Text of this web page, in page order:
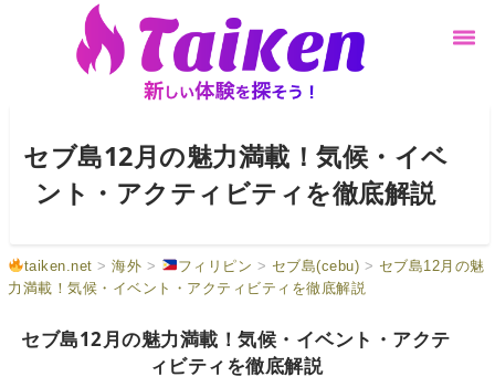
セブ島12月の魅力満載！気候・イベ
ント・アクティビティを徹底解説
taiken.net >海外 > フィリピン > セブ島(cebu) > セブ島12月の魅
力満載！気候・イベント・アクティビティを徹底解説
セブ島12月の魅力満載！気候・イベント・アクテ
ィビティを徹底解説